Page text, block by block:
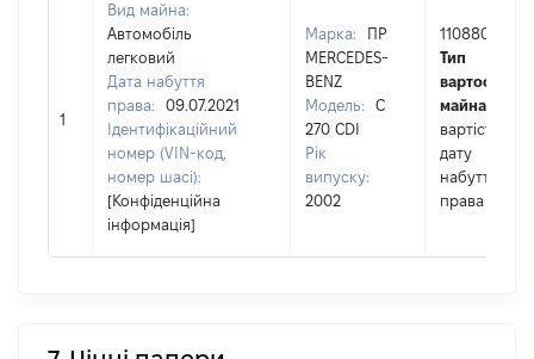
1
Вид майна:
Автомобіль
легковий
Дата набуття
права:
09.07.2021
Ідентифікаційний
номер (VIN-код,
номер шасі):
[Конфіденційна
інформація]
Марка:
ПР
MERCEDES-
BENZ
Модель:
C
270 CDI
Рік
випуску:
2002
110880
Тип
вартості
майна:
вартість на
дату
набуття
права